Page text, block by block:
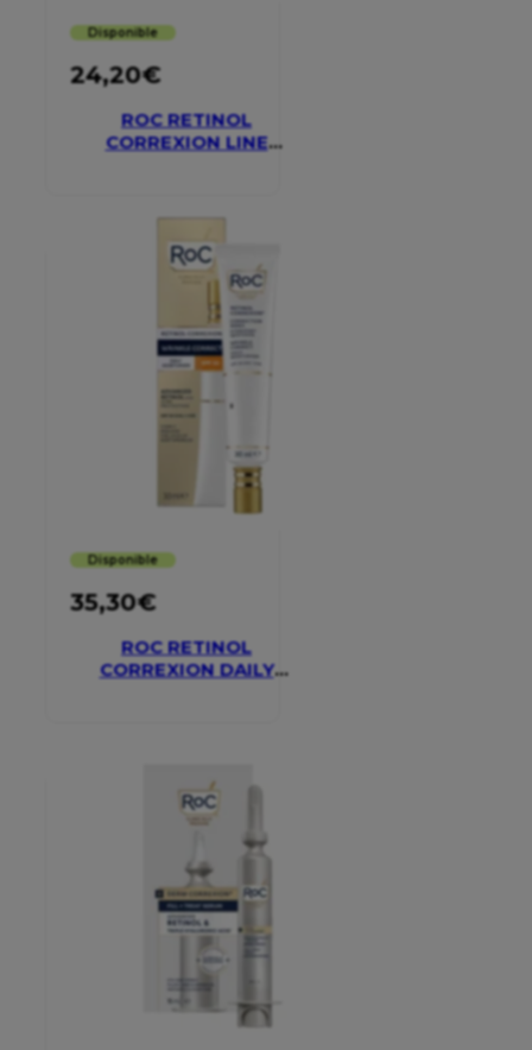
Disponible
24,20€
ROC RETINOL
CORREXION LINE
Disponible
35,30€
ROC RETINOL
CORREXION DAILY